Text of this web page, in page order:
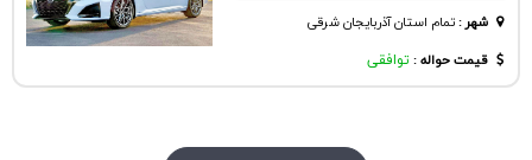
شهر:تمام استان آذربایجان شرقی
قیمت حواله : توافقی